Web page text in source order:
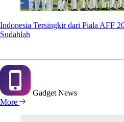
Indonesia Tersingkir dari Piala AFF
Sudahlah
GadgetNews
More